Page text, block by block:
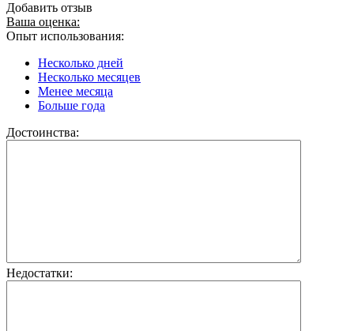
Добавить отзыв
Ваша оценка:
Опыт использования:
Несколько дней
Несколько месяцев
Менее месяца
Больше года
Достоинства:
Недостатки: